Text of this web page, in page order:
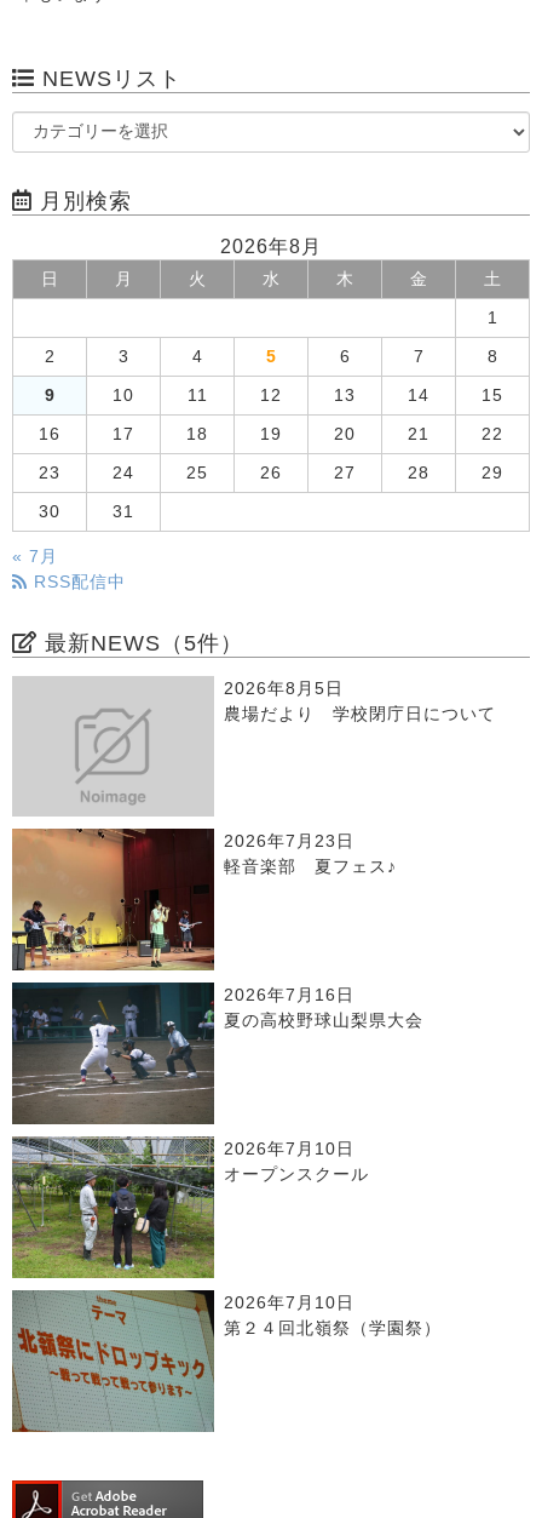
NEWSリスト
月別検索
2026年8月
日 月 火 水 木 金 土
1
2 3 4 5 6 7 8
9 10 11 12 13 14 15
16 17 18 19 20 21 22
23 24 25 26 27 28 29
30 31
« 7月
RSS配信中
最新NEWS（5件）
2026年8月5日
農場だより 学校閉庁日について
2026年7月23日
軽音楽部 夏フェス♪
2026年7月16日
夏の高校野球山梨県大会
2026年7月10日
オープンスクール
2026年7月10日
第２４回北嶺祭（学園祭）